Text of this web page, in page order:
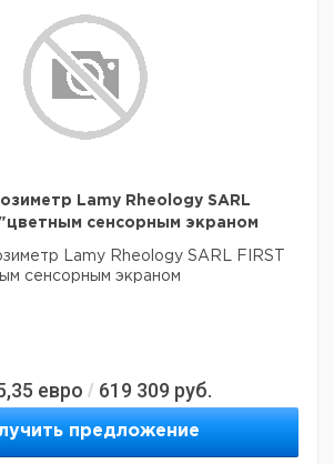
Lamy Rheology SARL
"цветным сенсорным экраном
Lamy Rheology SARL FIRST
сенсорным экраном
евро / 619 309 руб.
предложение